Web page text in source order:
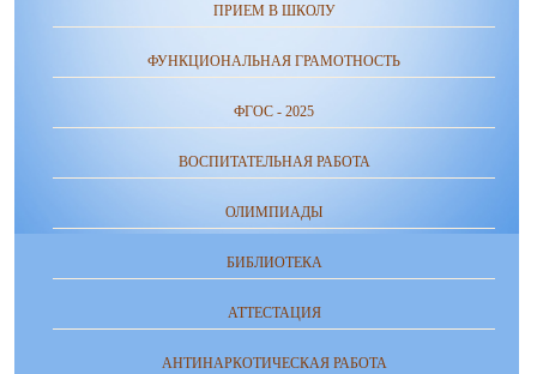
ПРИЕМ В ШКОЛУ
ФУНКЦИОНАЛЬНАЯ ГРАМОТНОСТЬ
ФГОС - 2025
ВОСПИТАТЕЛЬНАЯ РАБОТА
ОЛИМПИАДЫ
БИБЛИОТЕКА
АТТЕСТАЦИЯ
АНТИНАРКОТИЧЕСКАЯ РАБОТА